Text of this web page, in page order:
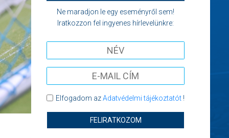
Ne maradjon le egy eseményről sem!
Iratkozzon fel ingyenes hírlevelünkre:
Elfogadom azAdatvédelmi tájékoztatót!
FELIRATKOZOM